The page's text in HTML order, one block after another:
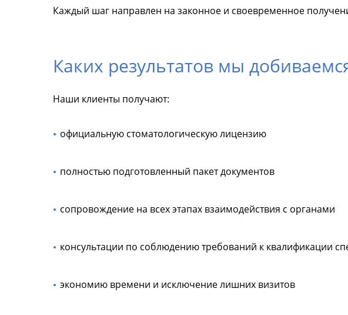
Каждый шаг направлен на законное и своевременное
Каких результатов мы
Наши клиенты получают:
официальную стоматологическую лицензию
полностью подготовленный пакет документов
сопровождение на всех этапах взаимодействия с органами
консультации по соблюдению требований к квалификации
экономию времени и исключение лишних визитов